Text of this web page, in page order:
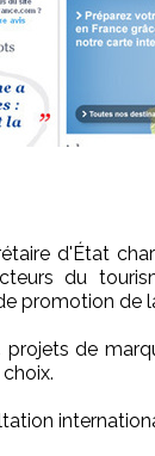
d'État
du
promotion de
de